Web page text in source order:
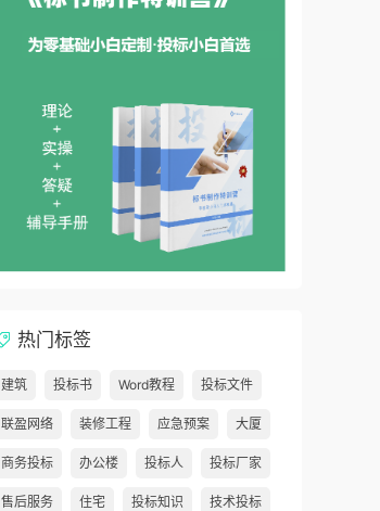
热门标签
建筑 投标书 Word教程 投标文件
联盈网络 装修工程 应急预案 大厦
商务投标 办公楼 投标人 投标厂家
售后服务 住宅 投标知识 技术投标